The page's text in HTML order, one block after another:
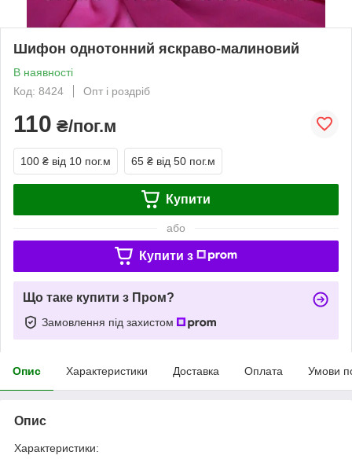
Шифон однотонний яскраво-малиновий
В наявності
Код: 8424
Опт і роздріб
110 ₴/пог.м
100 ₴ від 10 пог.м 65 ₴ від 50 пог.м
Купити
або
Купити з
Що таке купити з Пром?
Замовлення під захистом
Опис Характеристики Доставка Оплата Умови
Опис
Характеристики: